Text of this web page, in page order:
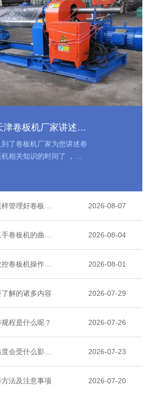
津卷板机厂家讲述怎
的内
到了卷板机厂家为您讲述卷
机相关知识的时间了 ，为
管理好卷板机
2026-08-07
卷板机的曲轴
2026-08-04
卷板机操作步
2026-08-01
解的诸多内容 2026-07-29
程是什么呢？ 2026-07-26
会受什么影
2026-07-23
法及注意事项 2026-07-20